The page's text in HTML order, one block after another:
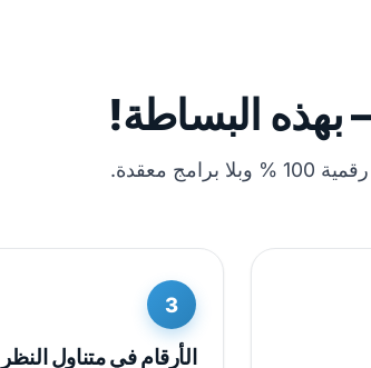
بهذه البساطة!
معقدة.
3
الأرقام في متناول النظر